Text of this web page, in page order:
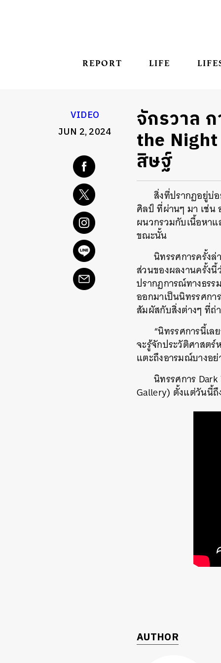
REPORT LIFE
VIDEO
JUN 2, 2024
จักรวาล
the
สิษฐ์
สิ่งที่ปรากฏอยู่บ่
ศิลป์ ที่ผ่านๆ มา เช่น
ผนวกรวมกับเนื้อหา
ขณะนั้น
นิทรรศการครั้งล่
ส่วนของผลงานครั้งนี้
ปรากฏการณ์ทางธร
ออกมาเป็นนิทรรศก
สัมผัสกับสิ่งต่างๆ ที่ถ่
“นิทรรศการนี้เ
จะรู้จักประวัติศาสต
แตะถึงอารมณ์บางอ
นิทรรศการ
Gallery) ตั้งแต่วันนี้ถึ
AUTHOR